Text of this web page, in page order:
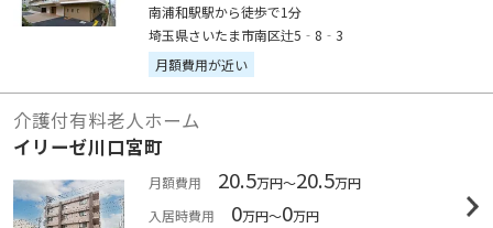
南浦和駅駅から徒歩で1分
埼玉県さいたま市南区辻5‐8‐3
月額費用が近い
介護付有料老人ホーム
イリーゼ川口宮町
月額費用 20.5万円～20.5万円
入居時費用
0万円～0万円